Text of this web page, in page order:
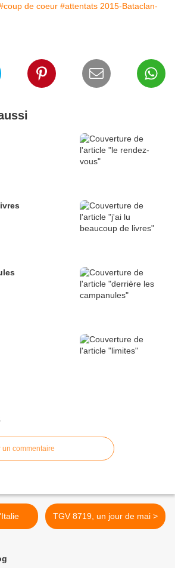
de coeur #attentats 2015-Bataclan-
un commentaire
TGV 8719, un jour de mai >